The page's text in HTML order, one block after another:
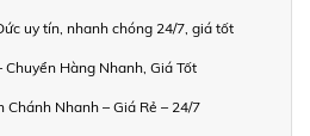
uy tín, nhanh chóng 24/7, giá tốt
Chuyển Hàng Nhanh, Giá Tốt
Chánh Nhanh – Giá Rẻ – 24/7